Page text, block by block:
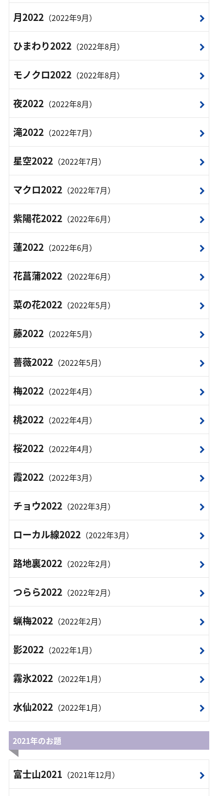
月2022（2022年9月）
ひまわり2022（2022年8月）
モノクロ2022（2022年8月）
夜2022（2022年8月）
滝2022（2022年7月）
星空2022（2022年7月）
マクロ2022（2022年7月）
紫陽花2022（2022年6月）
蓮2022（2022年6月）
花菖蒲2022（2022年6月）
菜の花2022（2022年5月）
藤2022（2022年5月）
薔薇2022（2022年5月）
梅2022（2022年4月）
桃2022（2022年4月）
桜2022（2022年4月）
霞2022（2022年3月）
チョウ2022（2022年3月）
ローカル線2022（2022年3月）
路地裏2022（2022年2月）
つらら2022（2022年2月）
蝋梅2022（2022年2月）
影2022（2022年1月）
霧氷2022（2022年1月）
水仙2022（2022年1月）
2021年のお題
富士山2021 （2021年12月）